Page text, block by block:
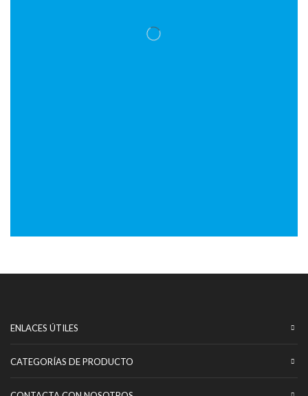
ENLACES ÚTILES
CATEGORÍAS DE PRODUCTO